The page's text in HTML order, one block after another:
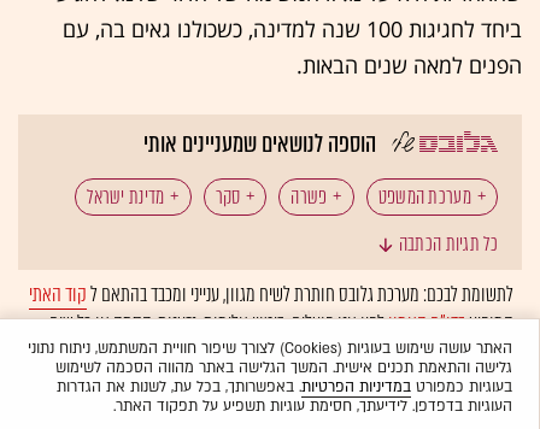
ביחד לחגיגות 100 שנה למדינה, כשכולנו גאים בה, עם
הפנים למאה שנים הבאות.
הוספה לנושאים שמעניינים אותי
מערכת המשפט פשרה סקר מדינת ישראל
כל תגיות הכתבה
לתשומת לבכם: מערכת גלובס חותרת לשיח מגוון, ענייני ומכבד בהתאם לקוד האתי
המופיעבדו"ח האמוןלפיו אנו פועלים. ביטויי אלימות, גזענות, הסתה או כל שיח
בלתי הולם אחר מסוננים בצורהאוטומטיתולא יפורסמו באתר.
האתר עושה שימוש בעוגיות (Cookies) לצורך שיפור חוויית המשתמש, ניתוח נתוני
גלישה והתאמת תכנים אישית. המשך הגלישה באתר מהווה הסכמה לשימוש
בעוגיות כמפורטבמדיניות הפרטיות. באפשרותך, בכל עת, לשנות את הגדרות
העוגיות בדפדפן. לידיעתך, חסימת עוגיות תשפיע על תפקוד האתר.